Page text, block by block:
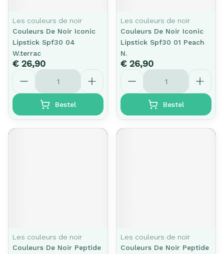
Les couleurs de noir
Couleurs De Noir Iconic
Lipstick Spf30 04
W.terrac
€ 26,90
Aantal
Bestel
Les couleurs de noir
Couleurs De Noir Iconic
Lipstick Spf30 01 Peach
N.
€ 26,90
Aantal
Bestel
Les couleurs de noir
Couleurs De Noir Peptide
Les couleurs de noir
Couleurs De Noir Peptide